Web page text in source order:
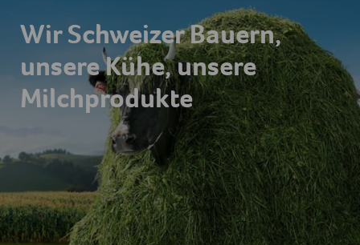
Wir Schweizer Bauern,
unsere Kühe, unsere
Milchprodukte